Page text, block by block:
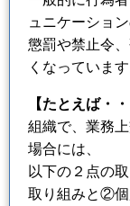
ュニケーショ
懲罰や禁止令
くなっています
【たとえば・・
組織で、業務
場合には、
以下の２点の
取り組みと②個